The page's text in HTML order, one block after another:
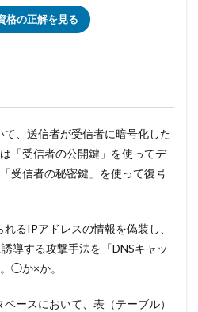
格の正解を見る
、送信者が受信者に暗号化した
「受信者の公開鍵」を使ってデ
受信者の秘密鍵」を使って復号
るIPアドレスの情報を偽装し、
導する攻撃手法を「DNSキャッ
◯か×か。
ースにおいて、表（テーブル）